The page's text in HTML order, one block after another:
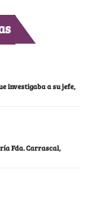
investigaba a su jefe,
Fda. Carrascal,